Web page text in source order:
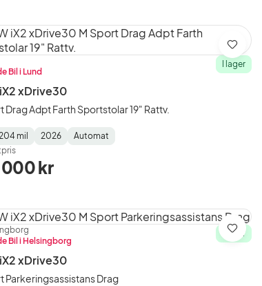
Bil i Lund
I lager
xDrive30
Drag Adpt Farth Sportstolar 19" Rattv.
:
mil 2026
Automat
kr
Spara
Bil i Helsingborg
I lager
xDrive30
Parkeringsassistans Drag
Spara